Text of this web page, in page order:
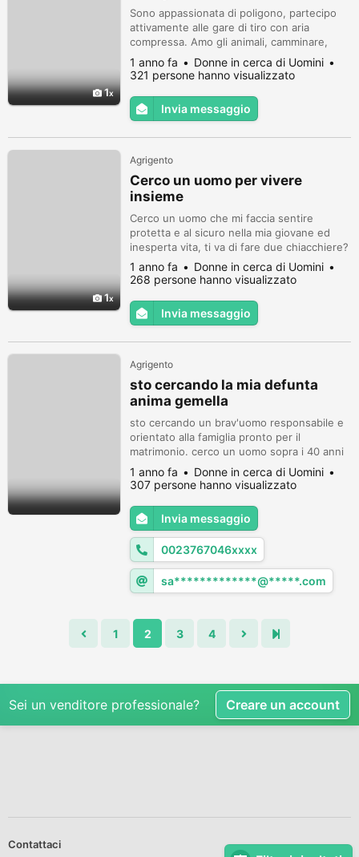
1
Sono appassionata di poligono, partecipo
attivamente alle gare di tiro con aria
compressa. Amo gli animali, camminare,
trascorrere del tempo con gli amici.
1 anno fa
Donne in cerca di Uomini
321 persone hanno visualizzato
Invia messaggio
1
Agrigento
Cerco un uomo per vivere
insieme
Cerco un uomo che mi faccia sentire
protetta e al sicuro nella mia giovane ed
inesperta vita, ti va di fare due chiacchiere?
1 anno fa
Donne in cerca di Uomini
268 persone hanno visualizzato
Invia messaggio
Agrigento
sto cercando la mia defunta
anima gemella
sto cercando un brav'uomo responsabile e
orientato alla famiglia pronto per il
matrimonio. cerco un uomo sopra i 40 anni
per favore solo uomini seri dovrebbero
contattarmi. sono una donna o una persona
di valore
1 anno fa
Donne in cerca di Uomini
307 persone hanno visualizzato
Invia messaggio
0023767046xxxx
sa*************@*****.com
1 2 3 4
Sei un venditore professionale? Creare un account
Contattaci